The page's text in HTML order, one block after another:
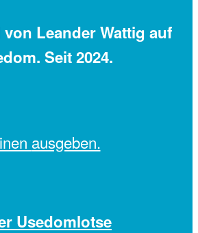
von Leander Wattig auf
Seit 2024.
ausgeben.
Usedomlotse